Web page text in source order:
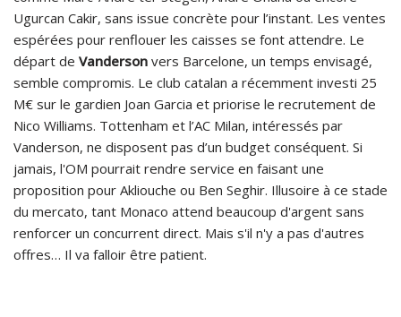
Ugurcan Cakir, sans issue concrète pour l’instant. Les ventes
espérées pour renflouer les caisses se font attendre. Le
départ de Vanderson vers Barcelone, un temps envisagé,
semble compromis. Le club catalan a récemment investi 25
M€ sur le gardien Joan Garcia et priorise le recrutement de
Nico Williams. Tottenham et l’AC Milan, intéressés par
Vanderson, ne disposent pas d’un budget conséquent. Si
jamais, l'OM pourrait rendre service en faisant une
proposition pour Akliouche ou Ben Seghir. Illusoire à ce stade
du mercato, tant Monaco attend beaucoup d'argent sans
renforcer un concurrent direct. Mais s'il n'y a pas d'autres
offres… Il va falloir être patient.